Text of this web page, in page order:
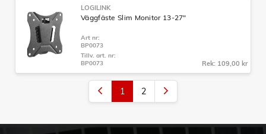
LOGILINK
Väggfäste Slim Monitor 13-27"
Art nr:
BP0073
Tillv. art. nr:
BP0073
Rek: 109,00 kr
1 2